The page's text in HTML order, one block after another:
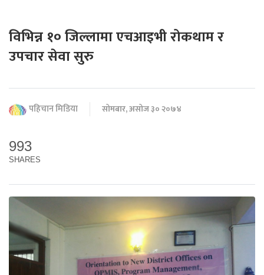
विभिन्न १० जिल्लामा एचआइभी रोकथाम र
उपचार सेवा सुरु
पहिचान मिडिया सोमबार, असोज ३० २०७४
993
SHARES